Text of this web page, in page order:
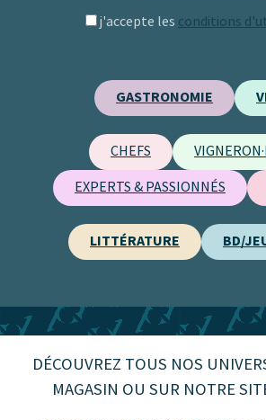
j'accepte les conditions
GASTRONOMIE
CHEFS
EXPERTS & PASSIONNÉS
LITTÉRATURE BD/
DÉCOUVREZ TOUS NOS
MAGASIN OU SUR NOTRE